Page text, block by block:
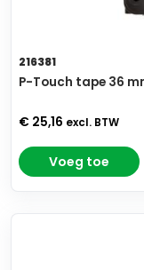
216381
P-Touch tape 36
€ 25,16 excl. BTW
Voeg toe